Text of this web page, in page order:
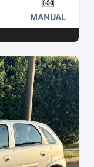
MANUAL